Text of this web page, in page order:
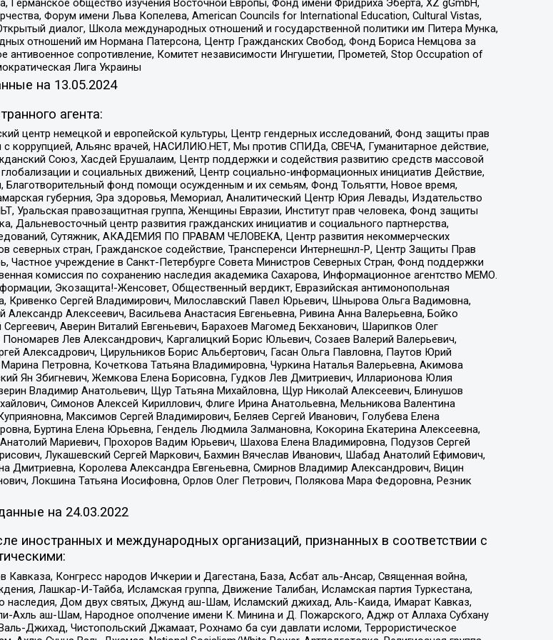
Германское общество изучения Восточной Европы, Фонд имени Фридриха Эберта, XZ gGmbH,
Форум имени Льва Копелева, American Councils for International Education, Cultural Vistas,
диалог, Школа международных отношений и государственной политики им Питера Мунка,
отношений им Нормана Патерсона, Центр Гражданских Свобод, Фонд Бориса Немцова за
сопротивление, Комитет независимости Ингушетии, Прометей, Stop Occupation of
Лига Украины
на 13.05.2024
агента:
центр немецкой и европейской культуры, Центр гендерных исследований, Фонд защиты прав
коррупцией, Альянс врачей, НАСИЛИЮ.НЕТ, Мы против СПИДа, СВЕЧА, Гуманитарное действие,
Союз, Хасдей Ерушалаим, Центр поддержки и содействия развитию средств массовой
и социальных движений, Центр социально-информационных инициатив Действие,
фонд помощи осужденным и их семьям, Фонд Тольятти, Новое время,
губерния, Эра здоровья, Мемориал, Аналитический Центр Юрия Левады, Издательство
Уральская правозащитная группа, Женщины Евразии, Институт прав человека, Фонд защиты
Дальневосточный центр развития гражданских инициатив и социального партнерства,
Сутяжник, АКАДЕМИЯ ПО ПРАВАМ ЧЕЛОВЕКА, Центр развития некоммерческих
северных стран, Гражданское содействие, Трансперенси Интернешнл-Р, Центр Защиты Прав
учреждение в Санкт-Петербурге Совета Министров Северных Стран, Фонд поддержки
комиссия по сохранению наследия академика Сахарова, Информационное агентство МЕМО.
Экозащита!-Женсовет, Общественный вердикт, Евразийская антимонопольная
Кривенко Сергей Владимирович, Милославский Павел Юрьевич, Шнырова Ольга Вадимовна,
Алексеевич, Васильева Анастасия Евгеньевна, Ривина Анна Валерьевна, Бойко
Аверин Виталий Евгеньевич, Барахоев Магомед Бекханович, Шарипков Олег
Лев Александрович, Каргалицкий Борис Юльевич, Созаев Валерий Валерьевич,
Алексадрович, Цирульников Борис Альбертович, Гасан Ольга Павловна, Паутов Юрий
Петровна, Кочеткова Татьяна Владимировна, Чуркина Наталья Валерьевна, Акимова
Ян Збигневич, Жемкова Елена Борисовна, Гудков Лев Дмитриевич, Илларионова Юлия
Владимир Анатольевич, Щур Татьяна Михайловна, Щур Николай Алексеевич, Блинушов
Симонов Алексей Кириллович, Флиге Ирина Анатольевна, Мельникова Валентина
Максимов Сергей Владимирович, Беляев Сергей Иванович, Голубева Елена
Буртина Елена Юрьевна, Гендель Людмила Залмановна, Кокорина Екатерина Алексеевна,
Мариевич, Прохоров Вадим Юрьевич, Шахова Елена Владимировна, Подузов Сергей
Лукашевский Сергей Маркович, Бахмин Вячеслав Иванович, Шабад Анатолий Ефимович,
Дмитриевна, Королева Александра Евгеньевна, Смирнов Владимир Александрович, Вицин
Локшина Татьяна Иосифовна, Орлов Олег Петрович, Полякова Мара Федоровна, Резник
на 24.03.2022
иностранных и международных организаций, признанных в соответствии с
Конгресс народов Ичкерии и Дагестана, База, Асбат аль-Ансар, Священная война,
Лашкар-И-Тайба, Исламская группа, Движение Талибан, Исламская партия Туркестана,
Дом двух святых, Джунд аш-Шам, Исламский джихад, Аль-Каида, Имарат Кавказ,
Ахль аш-Шам, Народное ополчение имени К. Минина и Д. Пожарского, Аджр от Аллаха Субхану
Джихад, Чистопольский Джамаат, Рохнамо ба суи давлати исломи, Террористическое